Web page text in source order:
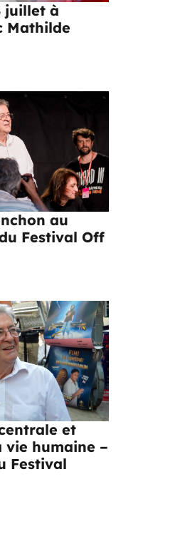
juillet à
Mathilde
au
Festival Off
et
vie humaine –
Festival